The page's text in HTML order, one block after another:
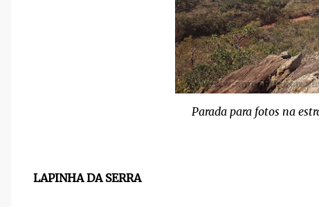
Parada para fotos na
LAPINHA DA SERRA